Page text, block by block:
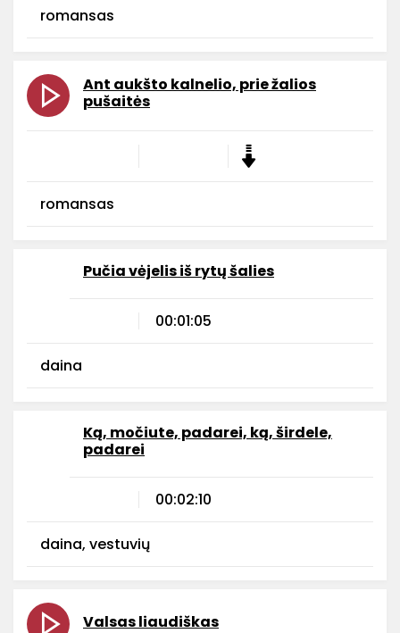
romansas
Ant aukšto kalnelio, prie žalios
pušaitės
romansas
Pučia vėjelis iš rytų šalies
00:01:05
daina
Ką, močiute, padarei, ką, širdele,
padarei
00:02:10
daina, vestuvių
Valsas liaudiškas